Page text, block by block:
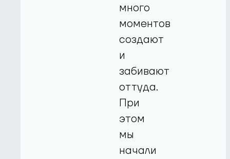
много
моментов
создают
и
забивают
оттуда.
При
этом
мы
начали